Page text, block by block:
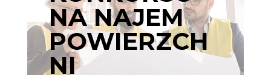
NA NAJEM
POWIERZCH
NI